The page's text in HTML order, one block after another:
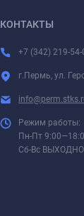
КОНТАКТЫ
+7 (342) 219-
г.Пермь, ул.
Режим работы:
Пн-Пт
Сб-Вс